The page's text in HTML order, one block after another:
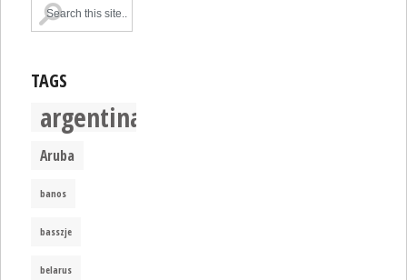
TAGS
argentina
Aruba
banos
basszje
belarus